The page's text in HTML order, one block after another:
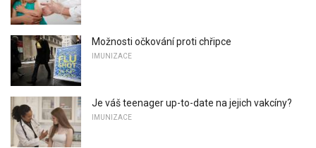
Možnosti očkování proti chřipce
IMUNIZACE
Je váš teenager up-to-date na jejich vakcíny?
IMUNIZACE